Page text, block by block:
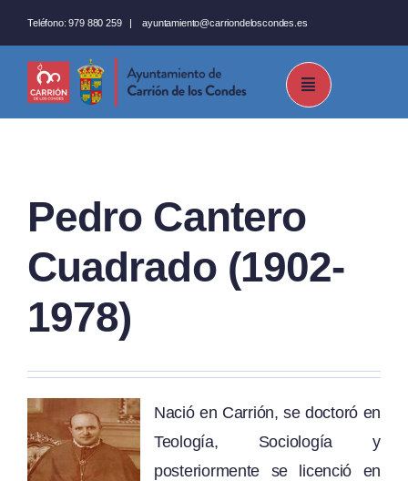
al
contenido
Teléfono: 979 880 259 |ayuntamiento@carriondeloscondes.es
Pedro Cantero
Cuadrado (1902-
1978)
Nació en Carrión, se doctoró en
Teología, Sociología y
posteriormente se licenció en